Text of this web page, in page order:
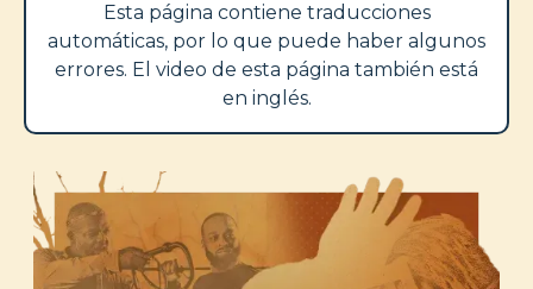
Esta página contiene traducciones
automáticas, por lo que puede haber algunos
errores. El video de esta página también está
en inglés.